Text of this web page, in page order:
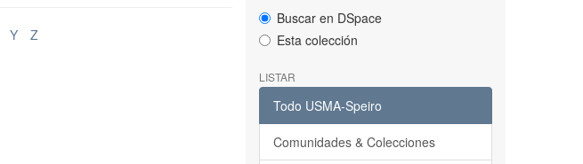
Y Z
Buscar en DSpace
Esta colección
LISTAR
Todo USMA-Speiro
Comunidades & Colecciones